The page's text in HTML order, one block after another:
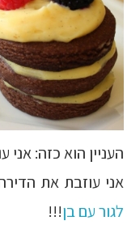
העניין הוא כזה: אני
אני עוזבת את
לגור עם בן!!!